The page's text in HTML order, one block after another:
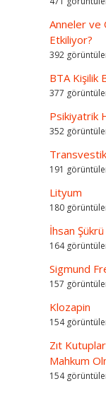
Anneler ve
Etkiliyor?
392
BTA Kişilik
377
Psikiyatrik
352
191
Lityum
180
İhsan
164
Sigmund
157
Klozapin
154
Zıt
Mahkum
154